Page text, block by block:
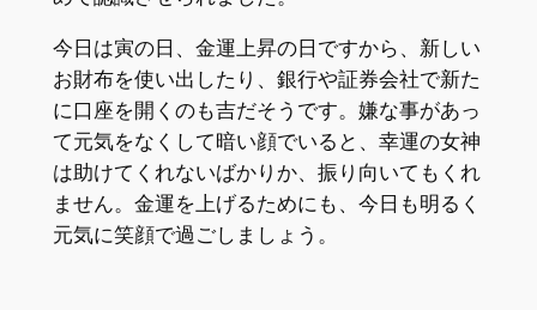
今日は寅の日、金運上昇の日ですから、新しい
お財布を使い出したり、銀行や証券会社で新た
に口座を開くのも吉だそうです。嫌な事があっ
て元気をなくして暗い顔でいると、幸運の女神
は助けてくれないばかりか、振り向いてもくれ
ません。金運を上げるためにも、今日も明るく
元気に笑顔で過ごしましょう。